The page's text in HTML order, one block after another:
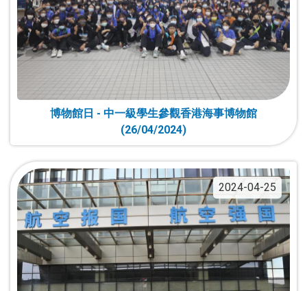
博物館日 - 中一級學生參觀香港海事博物館
(26/04/2024)
2024-04-25